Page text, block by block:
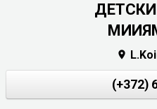

(+372)